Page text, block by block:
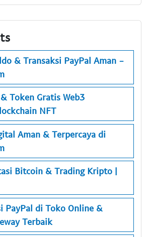
& Transaksi PayPal Aman -
Token Gratis Web3
NFT
Aman & Terpercaya di
Bitcoin & Trading Kripto |
PayPal di Toko Online &
Terbaik